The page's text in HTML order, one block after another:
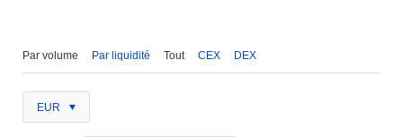
Par volume Par liquidité Tout CEX DEX
EUR